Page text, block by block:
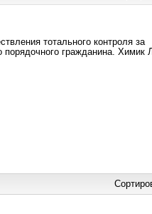
тотального контроля за
гражданина. Химик